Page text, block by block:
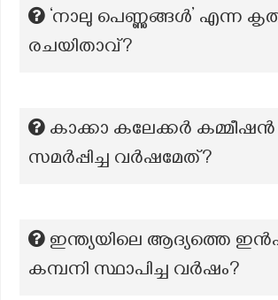
‘നാലു പെണ്ണുങ്ങൾ’ എന്ന
രചയിതാവ്?
കാക്കാ കലേക്കർ കമ്മീഷൻ
സമർപ്പിച്ച വർഷമേത്?
ഇന്ത്യയിലെ ആദ്യത്തെ
കമ്പനി സ്ഥാപിച്ച വർഷം?